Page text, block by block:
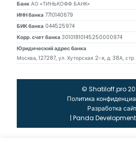
Банк АО «ТИНЬКОФФ БАНК»
ИНН банка 7710140679
БИК банка 044525974
Корр. счет банка 30101810145250000974
Юридический адрес банка
Москва, 127287, ул. Хуторская 2-я, д. 38А,
© Shatiloff.pro
Политика
Разработка
Panda